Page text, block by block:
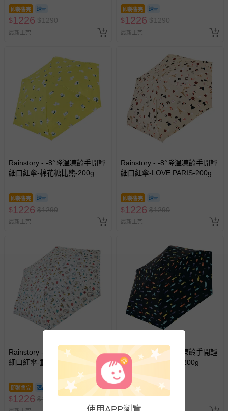
其他常見問題：
運送服務：目前提供的運送僅限台灣本島。如您位於離島地
亦保留出貨與否的權利。離島、偏遠地區、樓層親送等加價
費用，可能會另需加收。
商品實際的配達日期，可於訂單個人資料內的查詢訂單內，
已出貨通知之訊息為主。
如您收到商品，請依正常流程檢查是否完好，若商品遇瑕疵
情形，您可申請更換新品或退貨，請見： 退貨的辦理流程
若您對於會員帳號、商品訂購與資訊、購物流程、付款方
問，你可詳見：媽咪愛客服中心。
預購商品：預購為海外同步代購，遇缺貨即會通知媽咪並協
商品如因「價格、組合」等錯誤原因，導致無法安排出貨，
會主動以簡訊及mail通知訂單取消事宜，並將提供適當補
償。
即將售完
$1226 $1290
最新上架
即將售完
$1226 $1290
最新上架
Rainstory - -8°降溫凍齡手開輕
細口紅傘-棉花糖比熊-200g
即將售完
$1226 $1290
最新上架
Rainstory - -8°降溫凍齡手開輕
細口紅傘-LOVE PARIS-200g
即將售完
$1226 $1290
最新上架
Rainstory - -8°降溫凍齡手開輕
細口紅傘-童話花繪-200g
即將售完
$1226 $1290
Rainstory - -8°降溫凍齡手開輕
細口紅傘-海洋之星-200g
即將售完
$1226 $1290